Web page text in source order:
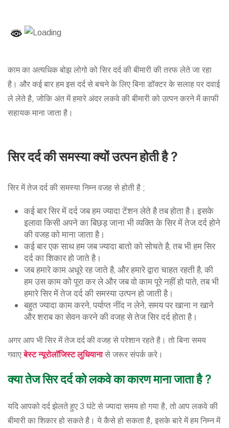
काम का अत्यधिक बोझ लोगो को सिर दर्द की बीमारी की तरफ लेते जा रहा
है। और कई बार हम इस दर्द से बचने के लिए बिना डॉक्टर के सलाह पर दवाई
ले लेते है, जोकि अंत में हमारे अंदर लकवे की बीमारी को उत्पन करने में काफी
सहायक माना जाता है।
सिरदर्दकीसमस्याक्योंउत्पनहोतीहै?
सिर में तेज दर्द की समस्या निम्न वजह से होती है ;
कई बार सिर में दर्द जब हम ज्यादा टेंशन लेते है तब होता है। इसके
इलावा किसी अपने का बिछड़ जाना भी व्यक्ति के सिर में तेज दर्द होने
की वजह को माना जाता है।
कई बार एक साथ हम जब ज्यादा बातो को सोचते है, तब भी हम सिर
दर्द का शिकार हो जाते है।
जब हमारे काम अधूरे रह जाते है, और हमारे द्वारा चाहत रहती है, की
हम उस काम को पूरा कर ले और जब वो काम पूरे नहीं हो पाते, तब भी
हमारे सिर में तेज दर्द की समस्या उत्पन हो जाती है।
बहुत ज्यादा काम करने, पर्याप्त नींद न लेने, समय पर खाना न खाने
और शराब का सेवन करने की वजह से तेज सिर दर्द होता है।
अगर आप भी सिर में तेज दर्द की वजह से परेशान रहते है। तो बिना समय
गवाएबेस्ट न्यूरोलॉजिस्ट लुधियाना से जरूर संपर्क करे।
क्यातेजसिरदर्दकोलकवेकाकारणमानाजाताहै?
यदि आपको दर्द झेलते हुए 3 घंटे से ज्यादा समय हो गया है, तो आप लकवे की
बीमारी का शिकार हो सकते है। ये कैसे हो सकता है, इसके बारे में हम निम्न में